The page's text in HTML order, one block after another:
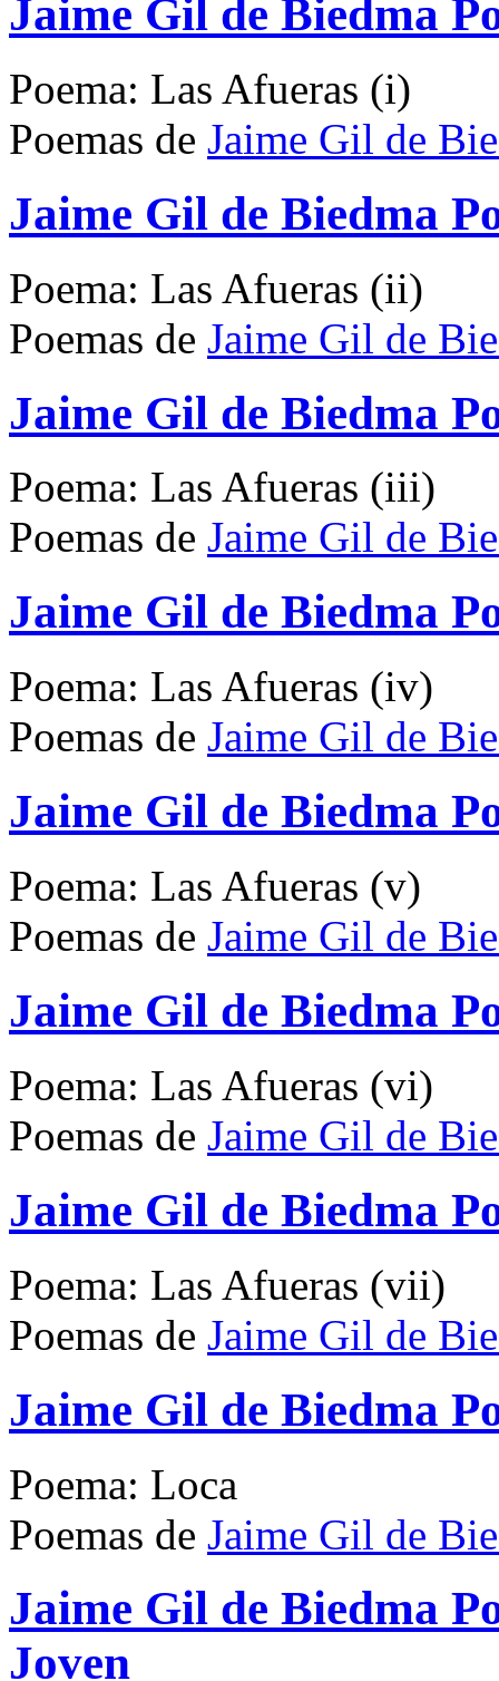
Jaime Gil de Biedma
Poema: Las Afueras (i)
Poemas de Jaime Gil de
Jaime Gil de Biedma
Poema: Las Afueras (ii)
Poemas de Jaime Gil de
Jaime Gil de Biedma
Poema: Las Afueras (iii)
Poemas de Jaime Gil de
Jaime Gil de Biedma
Poema: Las Afueras (iv)
Poemas de Jaime Gil de
Jaime Gil de Biedma
Poema: Las Afueras (v)
Poemas de Jaime Gil de
Jaime Gil de Biedma
Poema: Las Afueras (vi)
Poemas de Jaime Gil de
Jaime Gil de Biedma
Poema: Las Afueras (vii)
Poemas de Jaime Gil de
Jaime Gil de Biedma
Poema: Loca
Poemas de Jaime Gil de
Jaime Gil de Biedma
Joven